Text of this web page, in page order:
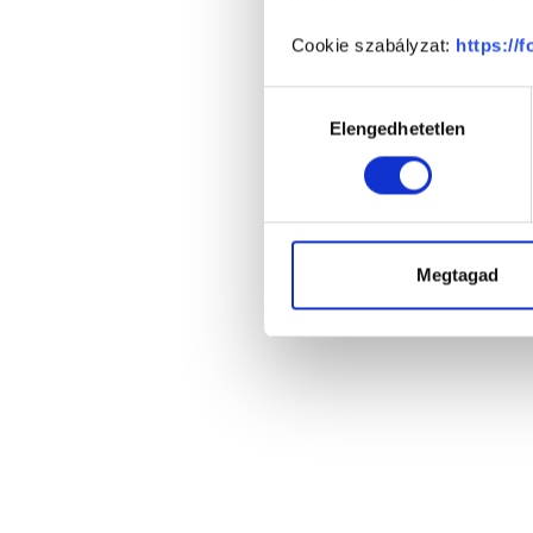
Cookie szabályzat: https://
kiválasztásaElengedhetetlen
Megtagad